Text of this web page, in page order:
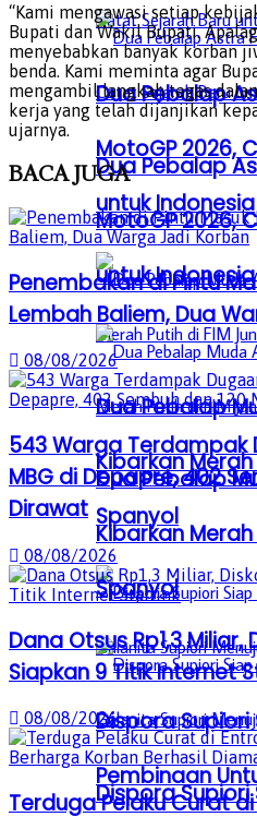
Dua Pebalap
MotoGP 2026,
untuk Indonesia
Dua Pebalap
Kibarkan Merah
Spanyol
Dispora Supiori
Pembinaan
Dua Pebalap
MotoGP 2026,
untuk Indonesia
Dua Pebalap
Kibarkan Merah
Spanyol
Dispora Supiori
“Kami mengawasi setiap
Bupati dan Wakil Bupati.
menyebabkan banyak korban
benda. Kami meminta agar
mengambil langkah tegas
kerja yang telah dijanjikan
ujarnya.
BACAJUGA
Penembakan di Pintu
Lembah Baliem, Dua
08/08/2026
543 Warga Terdampak
MBG di Depapre, 402
Dirawat
08/08/2026
Dana Otsus Rp1,3
Siapkan 9 Titik Internet
08/08/2026
Terduga Pelaku Curat